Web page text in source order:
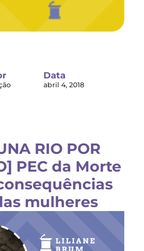
Data
abril 4, 2018
RIO POR
PEC da Morte
mulheres